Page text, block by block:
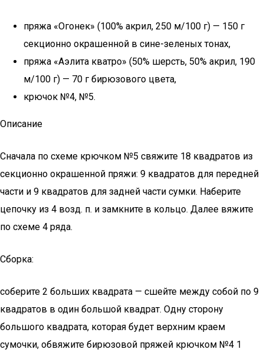
пряжа «Огонек» (100% акрил, 250 м/100 г) — 150 г
секционно окрашенной в сине-зеленых тонах,
пряжа «Аэлита кватро» (50% шерсть, 50% акрил, 190
м/100 г) — 70 г бирюзового цвета,
крючок №4, №5.
Описание
Сначала по схеме крючком №5 свяжите 18 квадратов из
секционно окрашенной пряжи: 9 квадратов для передней
части и 9 квадратов для задней части сумки. Наберите
цепочку из 4 возд. п. и замкните в кольцо. Далее вяжите
по схеме 4 ряда.
Сборка:
соберите 2 больших квадрата — сшейте между собой по 9
квадратов в один большой квадрат. Одну сторону
большого квадрата, которая будет верхним краем
сумочки, обвяжите бирюзовой пряжей крючком №4 1